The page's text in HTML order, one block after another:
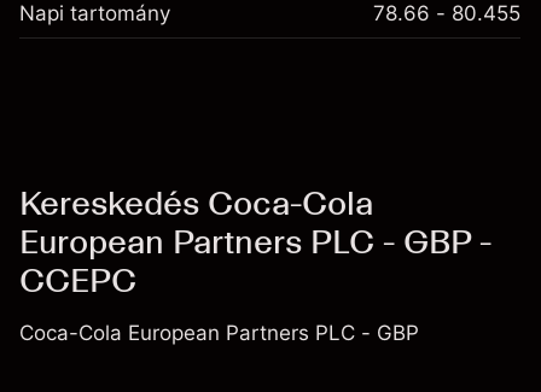
Napi tartomány 78.66 - 80.455
Kereskedés Coca-Cola
European Partners PLC - GBP -
CCEPC
Coca-Cola European Partners PLC - GBP